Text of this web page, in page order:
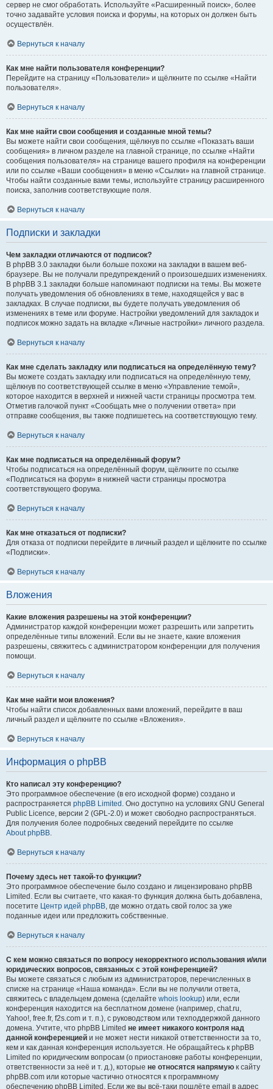
сервер не смог обработать. Используйте «Расширенный поиск», более
точно задавайте условия поиска и форумы, на которых он должен быть
осуществлён.
Вернуться к началу
Как мне найти пользователя конференции?
Перейдите на страницу «Пользователи» и щёлкните по ссылке «Найти
пользователя».
Вернуться к началу
Как мне найти свои сообщения и созданные мной темы?
Вы можете найти свои сообщения, щёлкнув по ссылке «Показать ваши
сообщения» в личном разделе на главной странице, по ссылке «Найти
сообщения пользователя» на странице вашего профиля на конференции
или по ссылке «Ваши сообщения» в меню «Ссылки» на главной странице.
Чтобы найти созданные вами темы, используйте страницу расширенного
поиска, заполнив соответствующие поля.
Вернуться к началу
Подписки и закладки
Чем закладки отличаются от подписок?
В phpBB 3.0 закладки были больше похожи на закладки в вашем веб-
браузере. Вы не получали предупреждений о произошедших изменениях.
В phpBB 3.1 закладки больше напоминают подписки на темы. Вы можете
получать уведомления об обновлениях в теме, находящейся у вас в
закладках. В случае подписки, вы будете получать уведомления об
изменениях в теме или форуме. Настройки уведомлений для закладок и
подписок можно задать на вкладке «Личные настройки» личного раздела.
Вернуться к началу
Как мне сделать закладку или подписаться на определённую тему?
Вы можете создать закладку или подписаться на определённую тему,
щёлкнув по соответствующей ссылке в меню «Управление темой»,
которое находится в верхней и нижней части страницы просмотра тем.
Отметив галочкой пункт «Сообщать мне о получении ответа» при
отправке сообщения, вы также подпишетесь на соответствующую тему.
Вернуться к началу
Как мне подписаться на определённый форум?
Чтобы подписаться на определённый форум, щёлкните по ссылке
«Подписаться на форум» в нижней части страницы просмотра
соответствующего форума.
Вернуться к началу
Как мне отказаться от подписки?
Для отказа от подписки перейдите в личный раздел и щёлкните по ссылке
«Подписки».
Вернуться к началу
Вложения
Какие вложения разрешены на этой конференции?
Администратор каждой конференции может разрешить или запретить
определённые типы вложений. Если вы не знаете, какие вложения
разрешены, свяжитесь с администратором конференции для получения
помощи.
Вернуться к началу
Как мне найти мои вложения?
Чтобы найти список добавленных вами вложений, перейдите в ваш
личный раздел и щёлкните по ссылке «Вложения».
Вернуться к началу
Информация о phpBB
Кто написал эту конференцию?
Это программное обеспечение (в его исходной форме) создано и
распространяется phpBB Limited . Оно доступно на условиях GNU General
Public Licence, версии 2 (GPL-2.0) и может свободно распространяться.
Для получения более подробных сведений перейдите по ссылке
About phpBB.
Вернуться к началу
Почему здесь нет такой-то функции?
Это программное обеспечение было создано и лицензировано phpBB
Limited. Если вы считаете, что какая-то функция должна быть добавлена,
посетите Центр идей phpBB, где можно отдать свой голос за уже
поданные идеи или предложить собственные.
Вернуться к началу
С кем можно связаться по вопросу некорректного использования и/или
юридических вопросов, связанных с этой конференцией?
Вы можете связаться с любым из администраторов, перечисленных в
списке на странице «Наша команда». Если вы не получили ответа,
свяжитесь с владельцем домена (сделайте whois lookup) или, если
конференция находится на бесплатном домене (например, chat.ru,
Yahoo!, free.fr, f2s.com и т. п.), с руководством или техподдержкой данного
домена. Учтите, что phpBB Limited не имеет никакого контроля над
данной конференцией и не может нести никакой ответственности за то,
кем и как данная конференция используется. Не обращайтесь к phpBB
Limited по юридическим вопросам (о приостановке работы конференции,
ответственности за неё и т. д.), которые не относятся напрямую к сайту
phpBB.com или которые частично относятся к программному
обеспечению phpBB Limited. Если же вы всё-таки пошлёте email в адрес